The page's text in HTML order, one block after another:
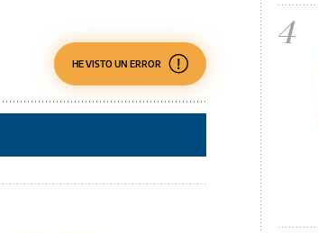
HE VISTO UN ERROR
4